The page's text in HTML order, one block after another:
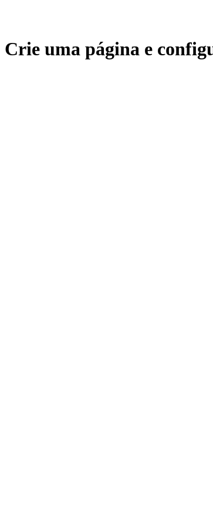
Crie uma página e